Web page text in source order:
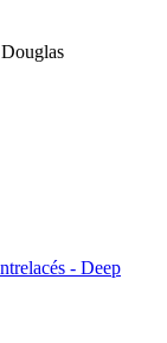
Douglas
- Deep